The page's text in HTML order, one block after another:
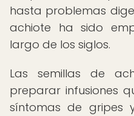
hasta problemas
achiote ha sido
largo de los siglos.
Las semillas de
preparar infusiones
síntomas de gripes